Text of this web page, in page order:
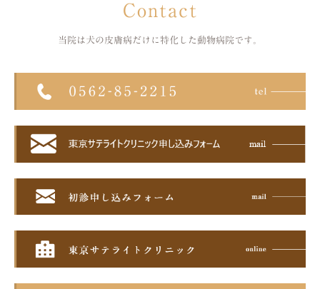
Contact
当院は犬の皮膚病だけに特化した 動物病院です。